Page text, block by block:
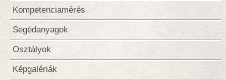
Kompetenciamérés
Segédanyagok
Osztályok
Képgalériák